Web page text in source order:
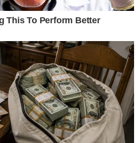
This To Perform Better